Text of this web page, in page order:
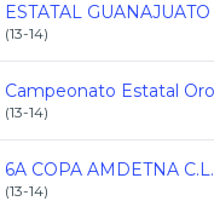
(13-14)
(13-14)
6A COPA AMDETNA C.L.
(13-14)